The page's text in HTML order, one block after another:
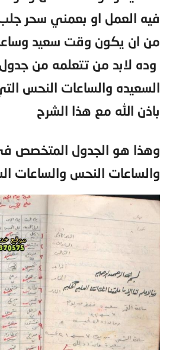
فيه العمل او بعمني سحر جلب
من ان يكون وقت سعيد
وده لابد من تتعلمه من
السعيده والساعات النحس
باذن الله مع هذا الشرح
وهذا هو الجدول المتخصص
والساعات النحس والساعات